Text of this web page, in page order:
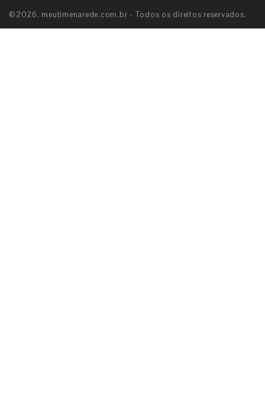
©2026. meutimenarede.com.br - Todos os direitos reservados.